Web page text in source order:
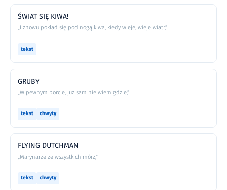
ŚWIAT SIĘ KIWA!
„I znowu pokład się pod nogą kiwa, kiedy wieje, wieje wiatr,”
tekst
GRUBY
„W pewnym porcie, już sam nie wiem gdzie,”
tekst chwyty
FLYING DUTCHMAN
„Marynarze ze wszystkich mórz,”
tekst chwyty